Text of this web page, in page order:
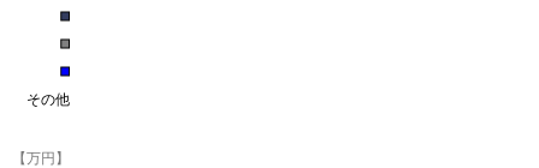
■
■
■
その他
【万円】